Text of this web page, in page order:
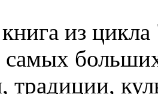
из
самых
традиции,